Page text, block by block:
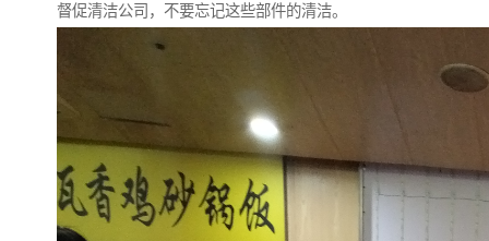
督促清洁公司，不要忘记这些部件的清洁。